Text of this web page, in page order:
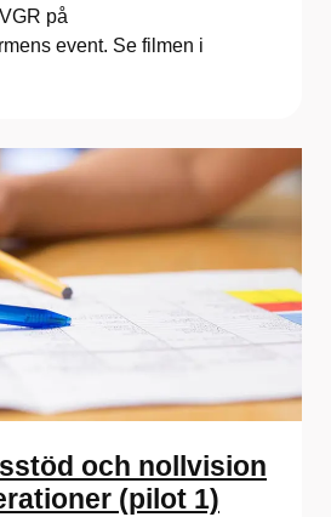
på
event. Se filmen i
och nollvision
(pilot 1)